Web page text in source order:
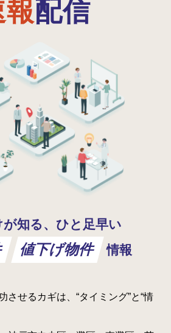
配信
が知る、ひと足早い
値下げ物件 情報
させるカギは、“タイミング”と“情